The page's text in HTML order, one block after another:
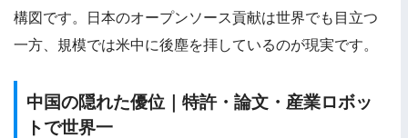
構図です。日本のオープンソース貢献は世界でも目立つ
一方、規模では米中に後塵を拝しているのが現実です。
中国の隠れた優位｜特許・論文・産業ロボッ
トで世界一